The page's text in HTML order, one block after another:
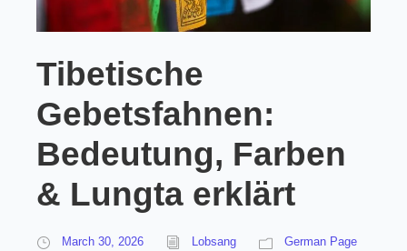
Tibetische
Gebetsfahnen:
Bedeutung, Farben
& Lungta erklärt
March 30, 2026 Lobsang German Page